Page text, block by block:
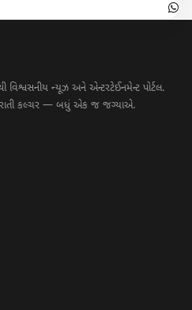
ન્યૂઝ અને એન્ટરટેઈનમેન્ટ પોર્ટલ.
કલ્ચર — બધું એક જ જગ્યાએ.